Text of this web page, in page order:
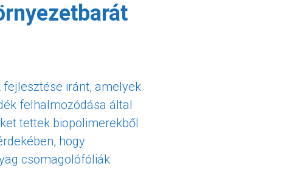
iránt, amelyek
felhalmozódása által
tettek biopolimerekből
hogy
csomagolófóliák